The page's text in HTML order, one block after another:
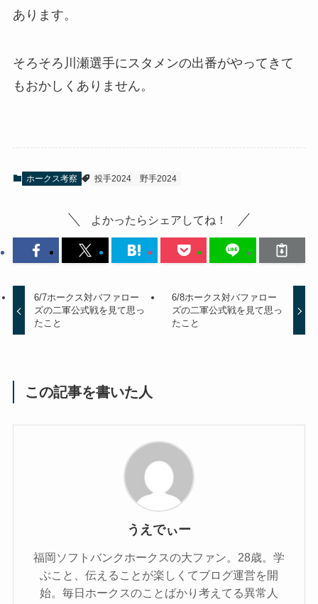
あります。
そろそろ川瀬選手にスタメンの出番がやってきて
もおかしくありません。
ホークス考察 投手2024 野手2024
よかったらシェアしてね！
6/7ホークス対バファロー
ズの二軍公式戦を見て思っ
たこと
6/8ホークス対バファロー
ズの二軍公式戦を見て思っ
たこと
この記事を書いた人
うえでぃー
福岡ソフトバンクホークスの大ファン。28歳。学
ぶこと、伝えることが楽しくてブログ運営を開
始。毎日ホークスのことばかり考えてる異常人